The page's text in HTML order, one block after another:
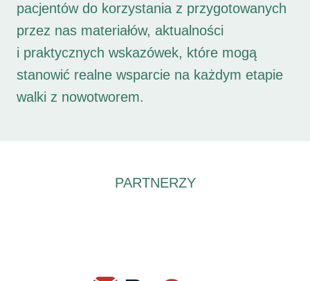
pacjentów do korzystania z przygotowanych
przez nas materiałów, aktualności
i praktycznych wskazówek, które mogą
stanowić realne wsparcie na każdym etapie
walki z nowotworem.
PARTNERZY